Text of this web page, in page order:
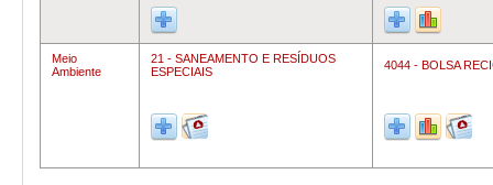
Meio
Ambiente
21 - SANEAMENTO E RESÍDUOS
ESPECIAIS
4044 - BOLSA